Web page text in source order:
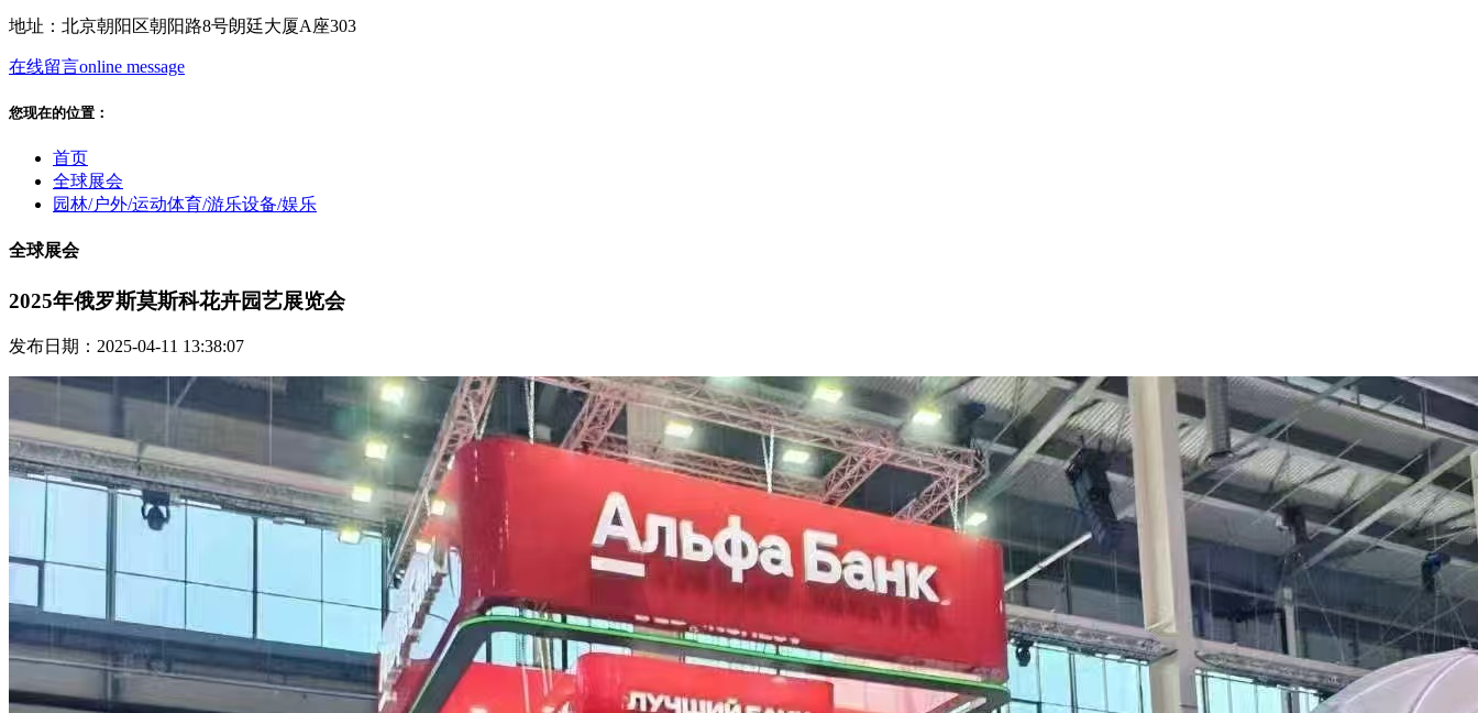
地址：北京朝阳区朝阳路8号朗廷大厦A座303
在线留言online message
您现在的位置：
首页
全球展会
园林/户外/运动体育/游乐设备/娱乐
全球展会
2025年俄罗斯莫斯科花卉园艺展览会
发布日期：2025-04-11 13:38:07